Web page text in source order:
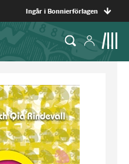
Ingår i Bonnierförlagen